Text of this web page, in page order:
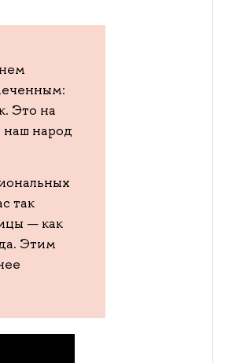
Это на
наш народ
так
— как
Этим